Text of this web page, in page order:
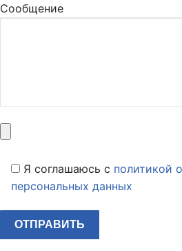
Сообщение
Я соглашаюсь c политикой
персональных данных